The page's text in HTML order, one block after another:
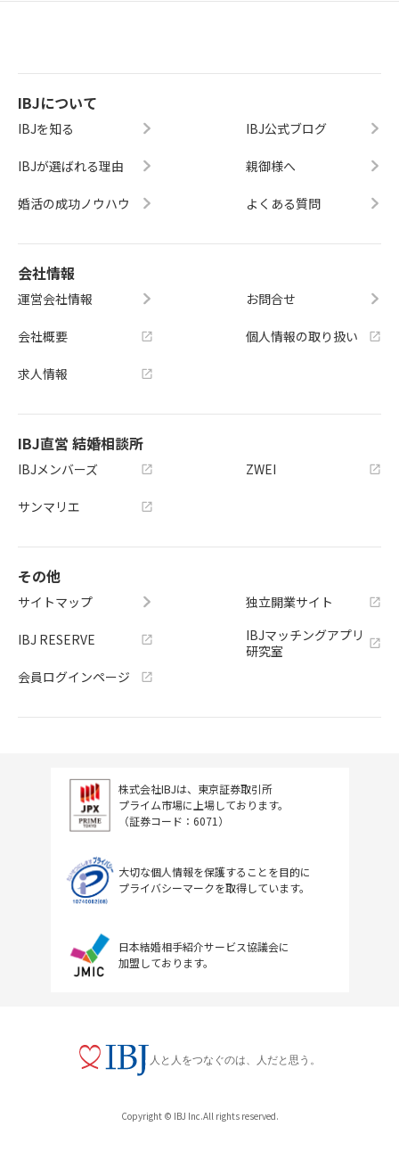
IBJについて
IBJを知る
IBJが選ばれる理由
婚活の成功ノウハウ
IBJ公式ブログ
親御様へ
よくある質問
会社情報
運営会社情報
会社概要
求人情報
お問合せ
個人情報の取り扱い
IBJ直営 結婚相談所
IBJメンバーズ
サンマリエ
ZWEI
その他
サイトマップ
IBJ RESERVE
会員ログインページ
独立開業サイト
IBJマッチングアプリ
研究室
株式会社IBJは、東京証券取引所
プライム市場に上場しております。
（証券コード：6071）
大切な個人情報を保護することを目的に
プライバシーマークを取得しています。
日本結婚相手紹介サービス協議会に
加盟しております。
人と人をつなぐのは、人だと思う。
Copyright © IBJ Inc.All rights reserved.